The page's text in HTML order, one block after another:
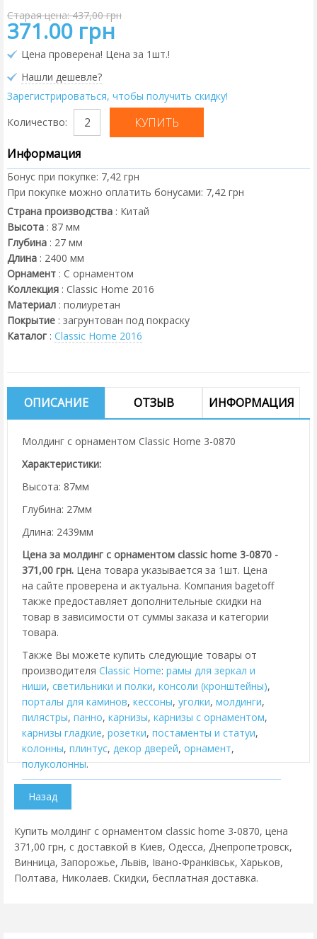
Старая цена: 437,00 грн
371.00 грн
Цена проверена! Цена за 1шт.!
Нашли дешевле?
Зарегистрироваться, чтобы получить скидку!
Количество:
Информация
Бонус при покупке: 7,42 грн
При покупке можно оплатить бонусами: 7,42 грн
Страна производства : Китай
Высота : 87 мм
Глубина : 27 мм
Длина : 2400 мм
Орнамент : С орнаментом
Коллекция : Classic Home 2016
Материал : полиуретан
Покрытие : загрунтован под покраску
Каталог : Classic Home 2016
ОПИСАНИЕ ОТЗЫВ ИНФОРМАЦИЯ
Молдинг с орнаментом Classic Home 3-0870
Характеристики:
Высота: 87мм
Глубина: 27мм
Длина: 2439мм
Цена за молдинг с орнаментом classic home 3-0870 -
371,00 грн. Цена товара указывается за 1шт. Цена
на сайте проверена и актуальна. Компания bagetoff
также предоставляет дополнительные скидки на
товар в зависимости от суммы заказа и категории
товара.
Также Вы можете купить следующие товары от
производителя Classic Home: рамы для зеркал и
ниши, cветильники и полки, консоли (кронштейны),
порталы для каминов, кессоны, уголки, молдинги,
пилястры, панно, карнизы, карнизы с орнаментом,
карнизы гладкие, розетки, постаменты и статуи,
колонны, плинтус, декор дверей, орнамент,
полуколонны.
Купить молдинг с орнаментом classic home 3-0870, цена
371,00 грн, с доставкой в Киев, Одесса, Днепропетровск,
Винница, Запорожье, Львів, Івано-Франківськ, Харьков,
Полтава, Николаев. Скидки, бесплатная доставка.